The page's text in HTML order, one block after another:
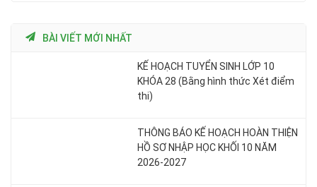
BÀI VIẾT MỚI NHẤT
KẾ HOẠCH TUYỂN SINH LỚP 10
KHÓA 28 (Bằng hình thức Xét điểm
thi)
THÔNG BÁO KẾ HOẠCH HOÀN THIỆN
HỒ SƠ NHẬP HỌC KHỐI 10 NĂM
2026-2027